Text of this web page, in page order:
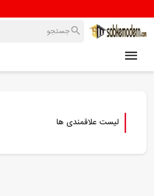
لیست علاقمندی ها